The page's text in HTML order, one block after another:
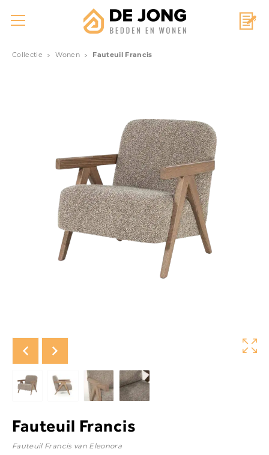
Collectie Wonen Fauteuil Francis
Fauteuil Francis
Fauteuil Francis van Eleonora